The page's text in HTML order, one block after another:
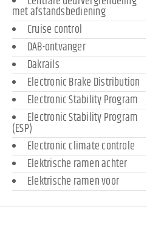
met afstandsbediening
Cruise control
DAB-ontvanger
Dakrails
Electronic Brake Distribution
Electronic Stability Program
Electronic Stability Program
(ESP)
Electronic climate controle
Elektrische ramen achter
Elektrische ramen voor